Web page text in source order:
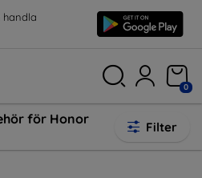
handla
0
för Honor
Filter